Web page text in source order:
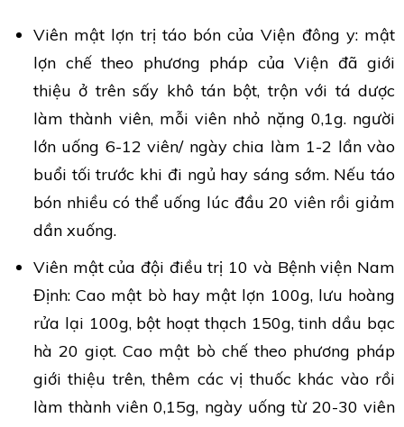
Viên mật lợn trị táo bón của Viện đông y: mật
lợn chế theo phương pháp của Viện đã giới
thiệu ở trên sấy khô tán bột, trộn với tá dược
làm thành viên, mỗi viên nhỏ nặng 0,1g. người
lớn uống 6-12 viên/ ngày chia làm 1-2 lần vào
buổi tối trước khi đi ngủ hay sáng sớm. Nếu táo
bón nhiều có thể uống lúc đầu 20 viên rồi giảm
dần xuống.
Viên mật của đội điều trị 10 và Bệnh viện Nam
Định: Cao mật bò hay mật lợn 100g, lưu hoàng
rửa lại 100g, bột hoạt thạch 150g, tinh dầu bạc
hà 20 giọt. Cao mật bò chế theo phương pháp
giới thiệu trên, thêm các vị thuốc khác vào rồi
làm thành viên 0,15g, ngày uống từ 20-30 viên